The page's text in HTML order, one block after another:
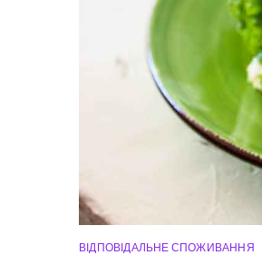
ВІДПОВІДАЛЬНЕ СПОЖИВАННЯ